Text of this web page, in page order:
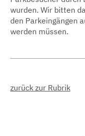
wurden. Wir bitten
den Parkeingängen
werden müssen.
zurück zur Rubrik